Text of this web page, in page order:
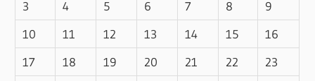
3
4 5 6 7 8
9
10
11 12 13 14 15
16
17
18 19 20 21 22
23